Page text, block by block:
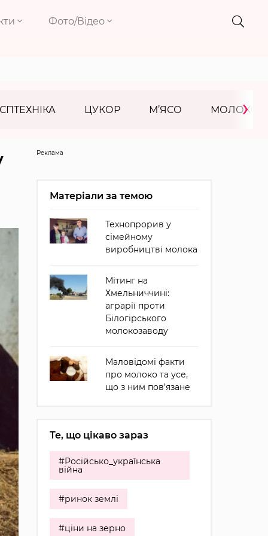
Фото/Відео
ЦУКОР М’ЯСО МОЛОКО
›
Реклама
Матеріали за темою
Технопрорив у
сімейному
виробництві молока
Мітинг на
Хмельниччині:
аграрії проти
Білогірського
молокозаводу
Маловідомі факти
про молоко та усе,
що з ним пов’язане
Те, що цікаво зараз
#Російсько_українська
війна
#ринок землі
#ціни на зерно